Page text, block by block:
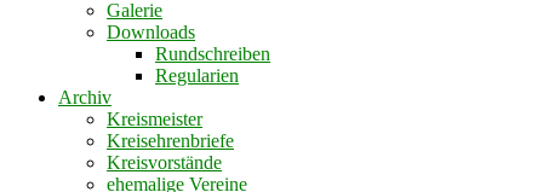
Galerie
Downloads
Rundschreiben
Regularien
Archiv
Kreismeister
Kreisehrenbriefe
Kreisvorstände
ehemalige Vereine